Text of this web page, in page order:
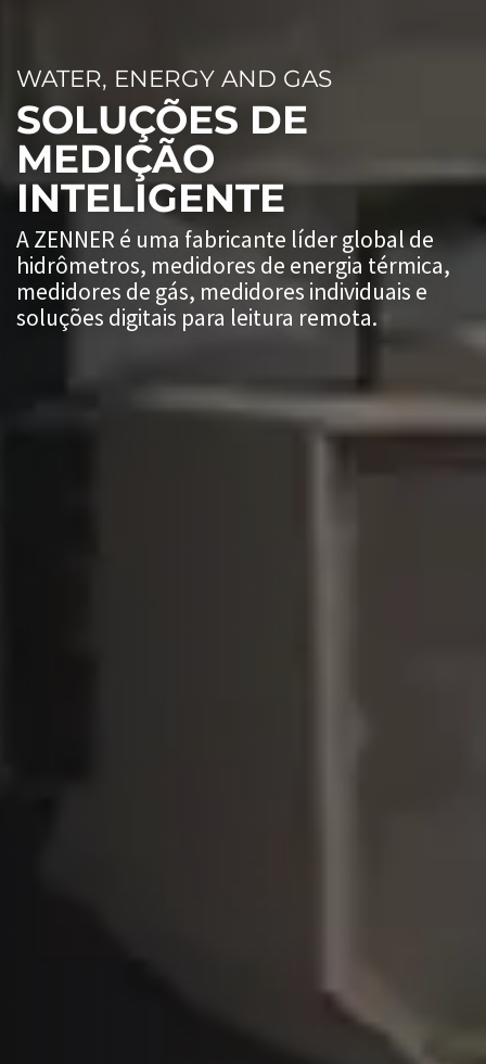
WATER, ENERGY AND GAS
SOLUÇÕES DE
MEDIÇÃO
INTELIGENTE
A ZENNER é uma fabricante líder global de
hidrômetros, medidores de energia térmica,
medidores de gás, medidores individuais e
soluções digitais para leitura remota.